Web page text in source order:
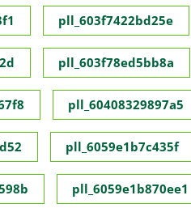
pll_603f7422bd25e
pll_603f78ed5bb8a
pll_60408329897a5
pll_6059e1b7c435f
pll_6059e1b870ee1